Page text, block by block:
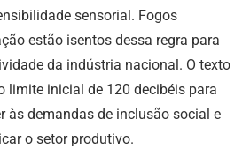
sensorial. Fogos
estão isentos dessa regra para
da indústria nacional. O texto
limite inicial de 120 decibéis para
às demandas de inclusão social e
o setor produtivo.